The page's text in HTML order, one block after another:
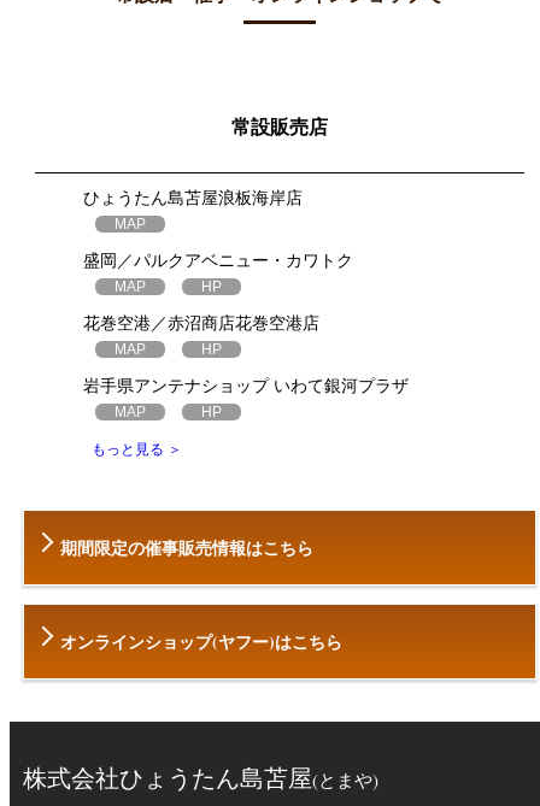
常設販売店
ひょうたん島苫屋浪板海岸店
MAP
盛岡／パルクアベニュー・カワトク
MAP HP
花巻空港／赤沼商店花巻空港店
MAP HP
岩手県アンテナショップ いわて銀河プラザ
MAP HP
もっと見る ＞
期間限定の催事販売情報はこちら
オンラインショップ(ヤフー)はこちら
株式会社ひょうたん島苫屋(とまや)